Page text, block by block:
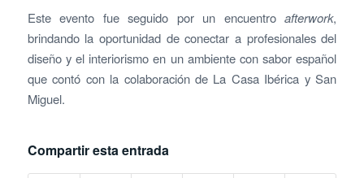
Este evento fue seguido por un encuentroafterwork,
brindando la oportunidad de conectar a profesionales del
diseño y el interiorismo en un ambiente con sabor español
que contó con la colaboración de La Casa Ibérica y San
Miguel.
Compartir esta entrada